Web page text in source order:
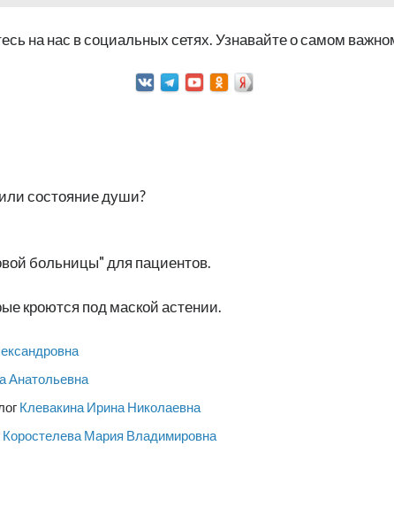
на нас в социальных сетях. Узнавайте о самом
состояние души?
больницы" для пациентов.
кроются под маской астении.
Анатольевна
Клевакина Ирина Николаевна
Коростелева Мария Владимировна